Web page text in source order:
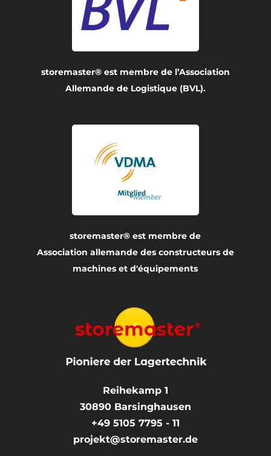
storemaster® est membre de l’Association
Allemande de Logistique (BVL).
storemaster® est membre de
Association allemande des constructeurs de
machines et d'équipements
Reihekamp 1
30890 Barsinghausen
+49 5105 7795 - 11
projekt@storemaster.de